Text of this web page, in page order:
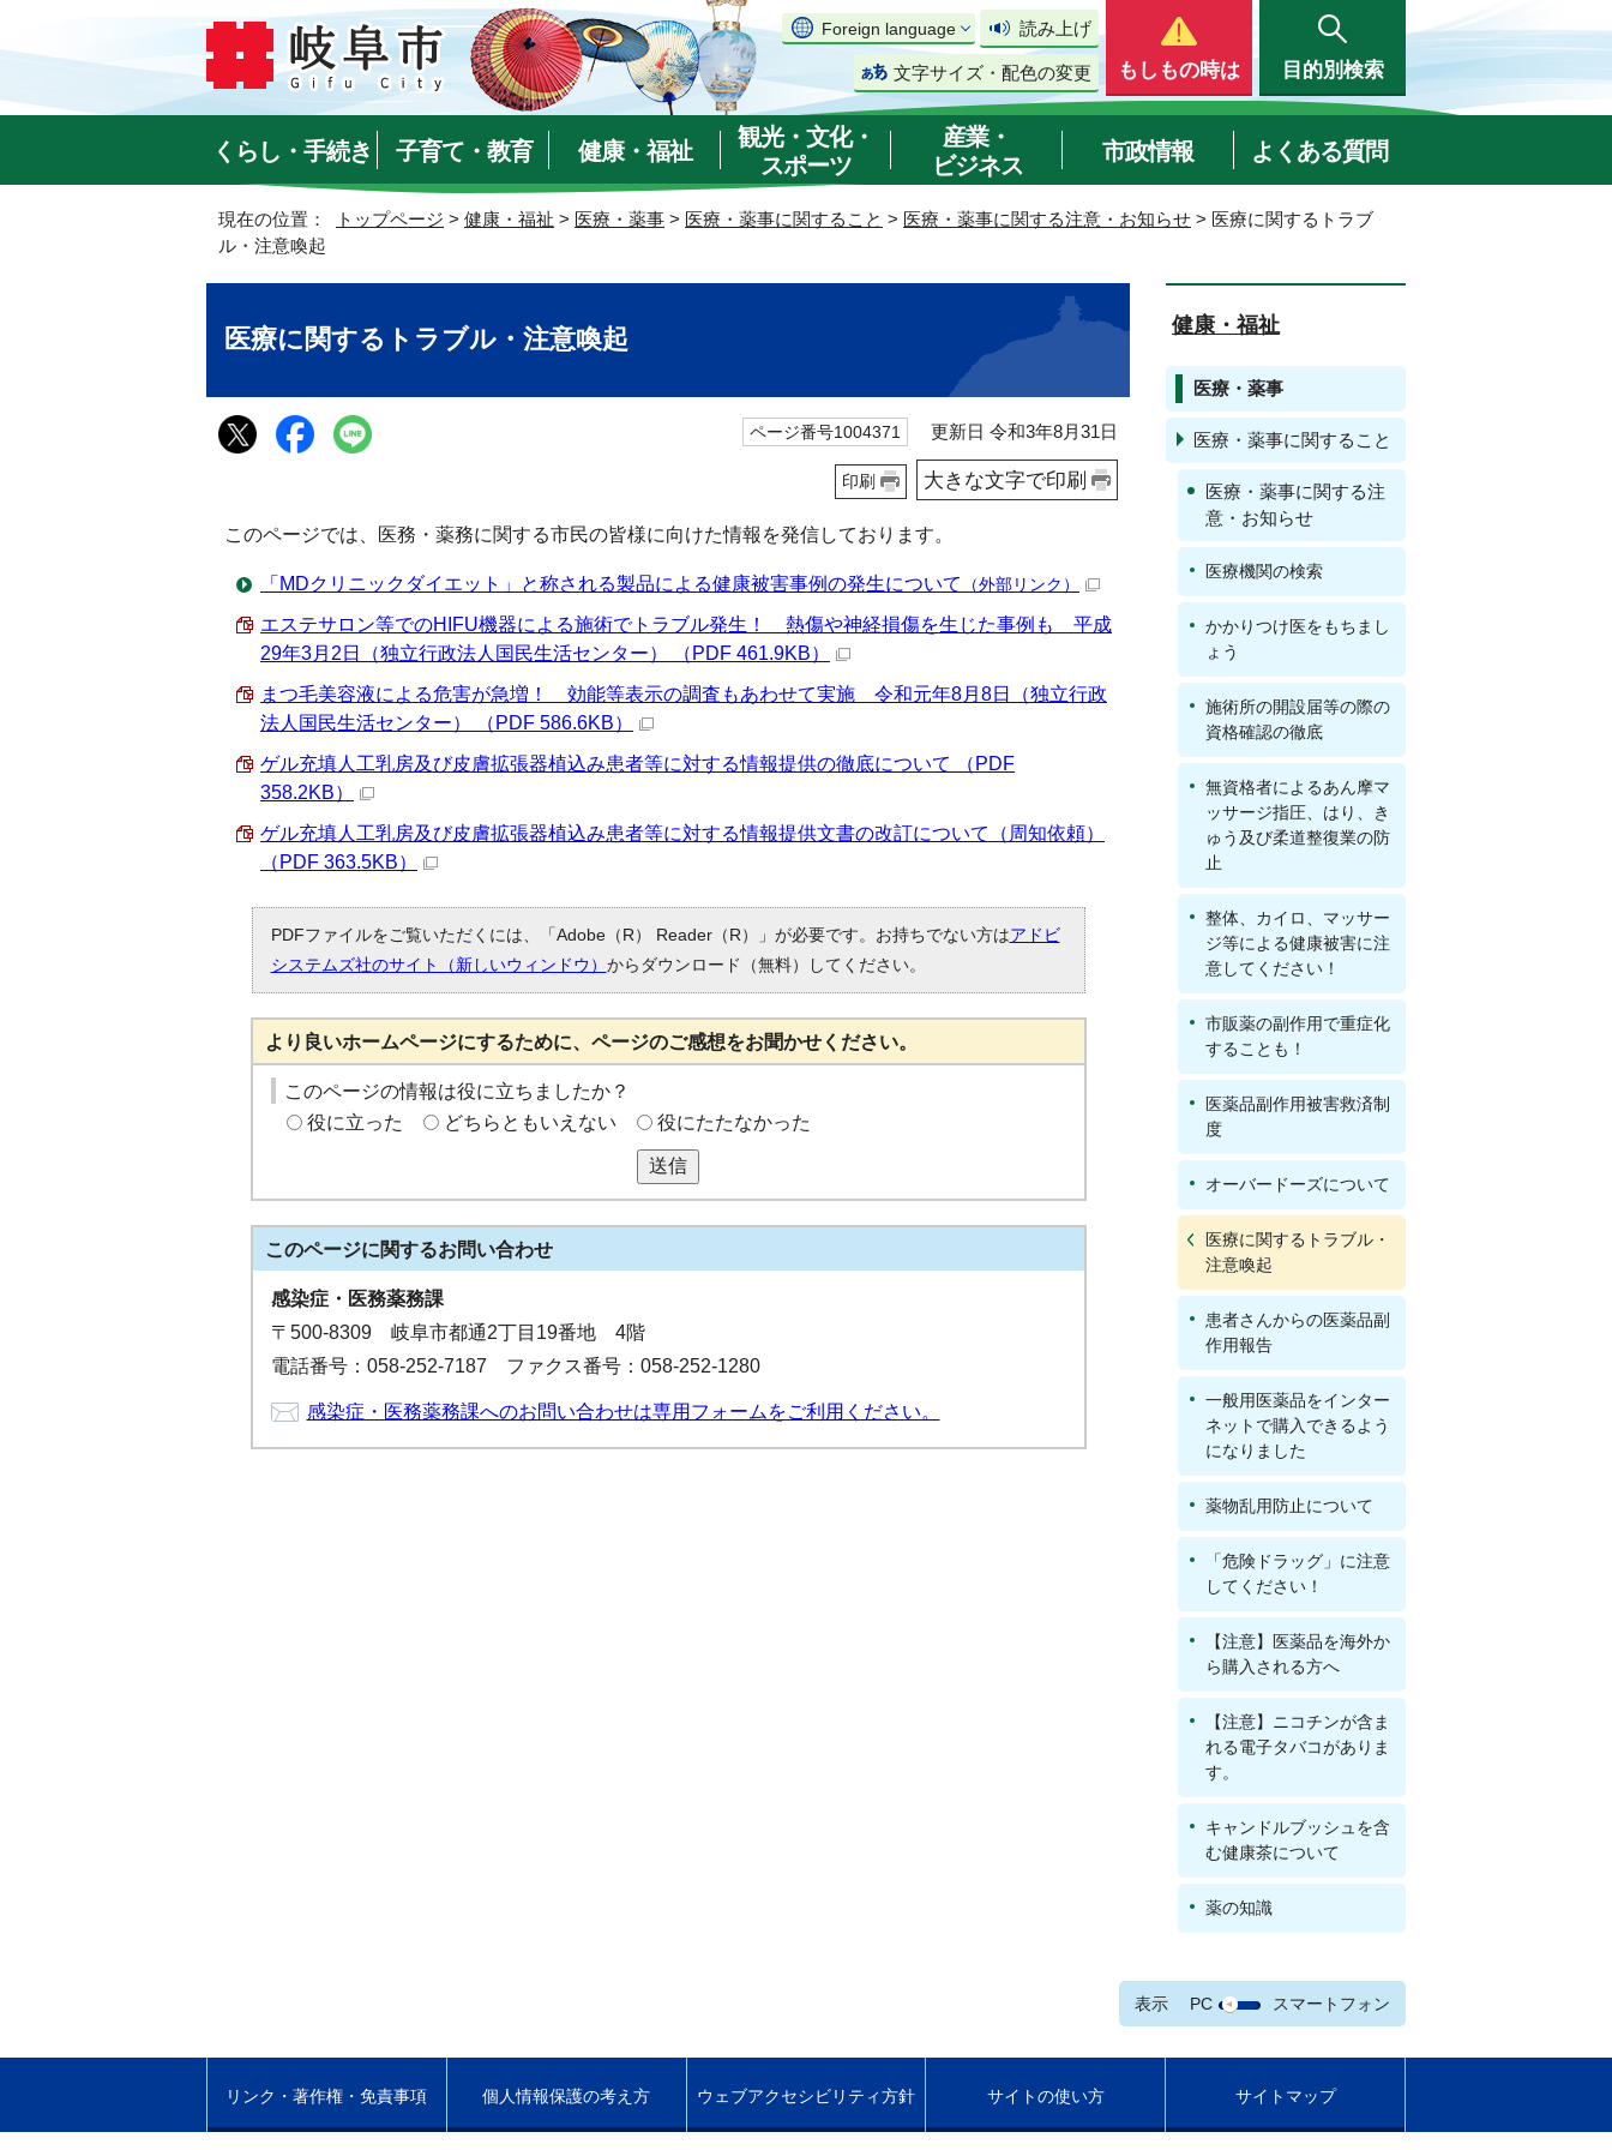
Foreign language 読み上げ
文字サイズ・配色の変更 もしもの時は 目的別検索
くらし・手続き 子育て・教育 健康・福祉
観光・文化・
スポーツ
産業・
ビジネス
市政情報 よくある質問
現在の位置： トップページ > 健康・福祉 > 医療・薬事 > 医療・薬事に関すること > 医療・薬事に関する注意・お知らせ > 医療に関するトラブ
ル・注意喚起
医療に関するトラブル・注意喚起
ページ番号1004371 更新日 令和3年8月31日
印刷 大きな文字で印刷
このページでは、医務・薬務に関する市民の皆様に向けた情報を発信しております。
「MDクリニックダイエット」と称される製品による健康被害事例の発生について （外部リンク）
エステサロン等でのHIFU機器による施術でトラブル発生！ 熱傷や神経損傷を生じた事例も 平成
29年3月2日（独立行政法人国民生活センター） （PDF 461.9KB）
まつ毛美容液による危害が急増！ 効能等表示の調査もあわせて実施 令和元年8月8日（独立行政
法人国民生活センター） （PDF 586.6KB）
ゲル充填人工乳房及び皮膚拡張器植込み患者等に対する情報提供の徹底について （PDF
358.2KB）
ゲル充填人工乳房及び皮膚拡張器植込み患者等に対する情報提供文書の改訂について（周知依頼）
（PDF 363.5KB）
PDFファイルをご覧いただくには、「Adobe（R） Reader（R）」が必要です。お持ちでない方はアドビ
システムズ社のサイト（新しいウィンドウ） からダウンロード（無料）してください。
より良いホームページにするために、ページのご感想をお聞かせください。
このページの情報は役に立ちましたか？
役に立った
どちらともいえない 役にたたなかった
送信
このページに関するお問い合わせ
感染症・医務薬務課
〒500-8309 岐阜市都通2丁目19番地 4階
電話番号：058-252-7187 ファクス番号：058-252-1280
感染症・医務薬務課へのお問い合わせは専用フォームをご利用ください。
健康・福祉
医療・薬事
医療・薬事に関すること
医療・薬事に関する注
意・お知らせ
医療機関の検索
かかりつけ医をもちまし
ょう
施術所の開設届等の際の
資格確認の徹底
無資格者によるあん摩マ
ッサージ指圧、はり、き
ゅう及び柔道整復業の防
止
整体、カイロ、マッサー
ジ等による健康被害に注
意してください！
市販薬の副作用で重症化
することも！
医薬品副作用被害救済制
度
オーバードーズについて
医療に関するトラブル・
注意喚起
患者さんからの医薬品副
作用報告
一般用医薬品をインター
ネットで購入できるよう
になりました
薬物乱用防止について
「危険ドラッグ」に注意
してください！
【注意】医薬品を海外か
ら購入される方へ
【注意】ニコチンが含ま
れる電子タバコがありま
す。
キャンドルブッシュを含
む健康茶について
薬の知識
表示 PC スマートフォン
リンク・著作権・免責事項 個人情報保護の考え方 ウェブアクセシビリティ方針 サイトの使い方 サイトマップ